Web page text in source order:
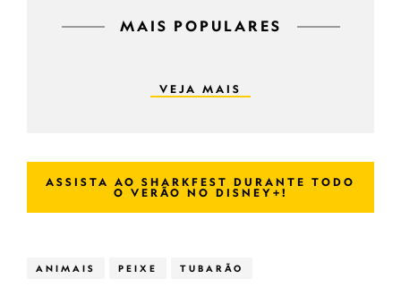
MAIS POPULARES
VEJA MAIS
ASSISTA AO SHARKFEST DURANTE TODO
O VERÃO NO DISNEY+!
ANIMAIS PEIXE TUBARÃO